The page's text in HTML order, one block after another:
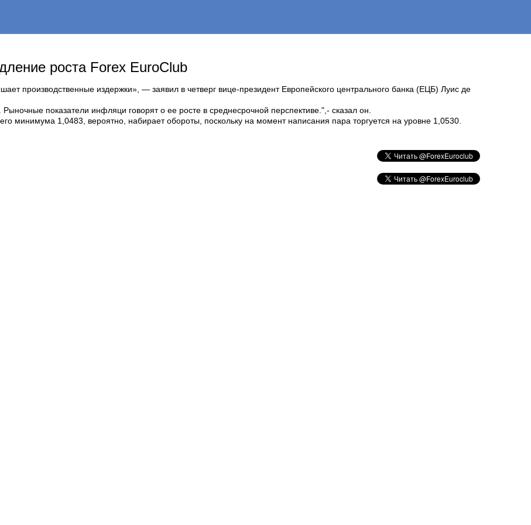
роста Forex EuroClub
производственные издержки», — заявил в четверг вице-президент Европейского центрального банка (ЕЦБ) Луис де
показатели инфляци говорят о ее росте в среднесрочной перспективе.",- сказал он.
минимума 1,0483, вероятно, набирает обороты, поскольку на момент написания пара торгуется на уровне 1,0530.